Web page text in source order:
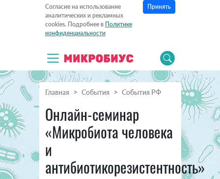
Согласие на использование
аналитических и рекламных
cookies. Подробнее в Политике
конфиденциальности
Принять
Главная События События РФ
Онлайн-семинар
«Микробиота человека
и
антибиотикорезистентность»